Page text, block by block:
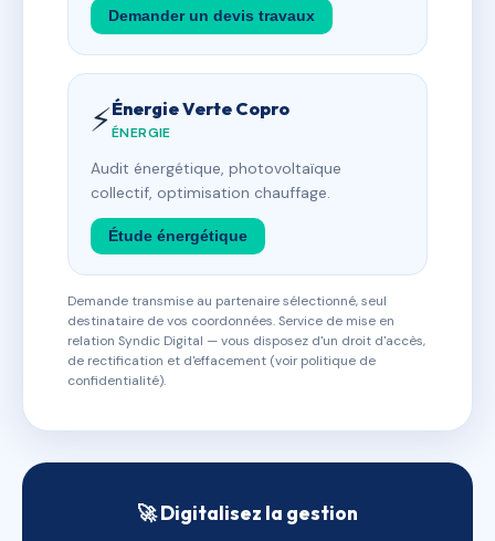
Demander un devis travaux
⚡Énergie Verte Copro
ÉNERGIE
Audit énergétique, photovoltaïque
collectif, optimisation chauffage.
Étude énergétique
Demande transmise au partenaire sélectionné, seul
destinataire de vos coordonnées. Service de mise en
relation Syndic Digital — vous disposez d'un droit d'accès,
de rectification et d'effacement (voir politique de
confidentialité).
🚀 Digitalisez la gestion